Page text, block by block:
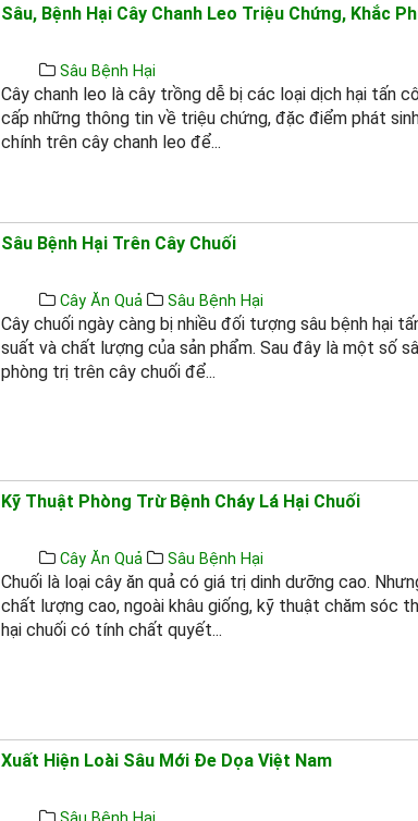
Sâu, Bệnh Hại Cây Chanh Leo Triệu Chứng, Khắc
Sâu Bệnh Hại
Cây chanh leo là cây trồng dễ bị các loại dịch hại tấn
cấp những thông tin về triệu chứng, đặc điểm phát
chính trên cây chanh leo để...
Sâu Bệnh Hại Trên Cây Chuối
Cây Ăn Quả Sâu Bệnh Hại
Cây chuối ngày càng bị nhiều đối tượng sâu bệnh hại
suất và chất lượng của sản phẩm. Sau đây là một số
phòng trị trên cây chuối để...
Kỹ Thuật Phòng Trừ Bệnh Cháy Lá Hại Chuối
Cây Ăn Quả Sâu Bệnh Hại
Chuối là loại cây ăn quả có giá trị dinh dưỡng cao.
chất lượng cao, ngoài khâu giống, kỹ thuật chăm sóc
hại chuối có tính chất quyết...
Xuất Hiện Loài Sâu Mới Đe Dọa Việt Nam